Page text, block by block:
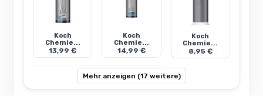
Koch
Chemie...
13,99 €
Koch
Chemie...
14,99 €
Koch
Chemie...
8,95 €
Mehr anzeigen (17 weitere)